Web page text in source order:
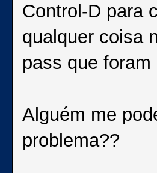
Control-D para
qualquer coisa
pass que
Alguém me
problema??